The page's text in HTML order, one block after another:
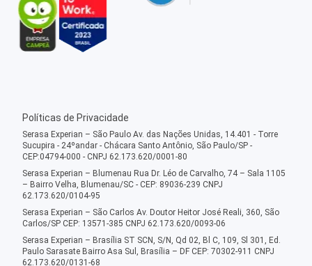
Políticas de Privacidade
Serasa Experian – São Paulo Av. das Nações Unidas, 14.401 - Torre
Sucupira - 24ºandar - Chácara Santo Antônio, São Paulo/SP -
CEP:04794-000 - CNPJ 62.173.620/0001-80
Serasa Experian – Blumenau Rua Dr. Léo de Carvalho, 74 – Sala 1105
– Bairro Velha, Blumenau/SC - CEP: 89036-239 CNPJ
62.173.620/0104-95
Serasa Experian – São Carlos Av. Doutor Heitor José Reali, 360, São
Carlos/SP CEP: 13571-385 CNPJ 62.173.620/0093-06
Serasa Experian – Brasília ST SCN, S/N, Qd 02, Bl C, 109, Sl 301, Ed.
Paulo Sarasate Bairro Asa Sul, Brasília – DF CEP: 70302-911 CNPJ
62.173.620/0131-68